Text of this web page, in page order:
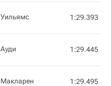
Уильямс 1:29.393
Ауди 1:29.445
Макларен 1:29.495